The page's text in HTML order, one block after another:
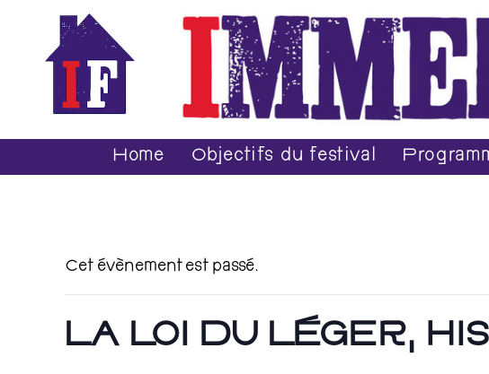
Home Objectifs du festival
Cet évènement est passé.
LA LOI DU LÉGER,